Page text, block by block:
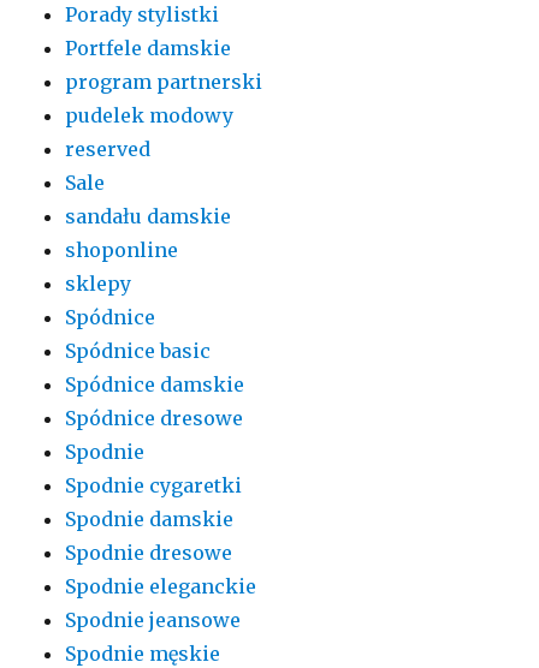
Porady stylistki
Portfele damskie
program partnerski
pudelek modowy
reserved
Sale
sandału damskie
shoponline
sklepy
Spódnice
Spódnice basic
Spódnice damskie
Spódnice dresowe
Spodnie
Spodnie cygaretki
Spodnie damskie
Spodnie dresowe
Spodnie eleganckie
Spodnie jeansowe
Spodnie męskie